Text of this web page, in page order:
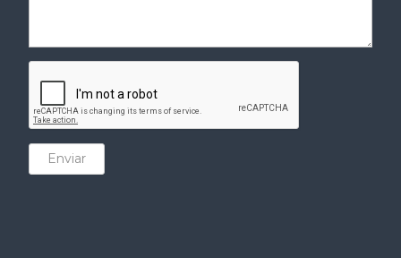
Enviar